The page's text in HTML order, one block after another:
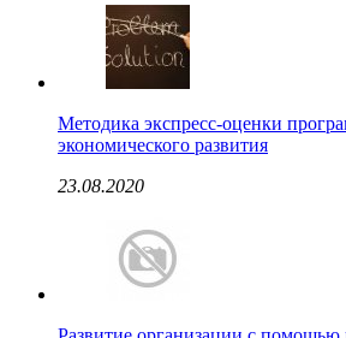
Методика экспресс-оценки
экономического развития
23.08.2020